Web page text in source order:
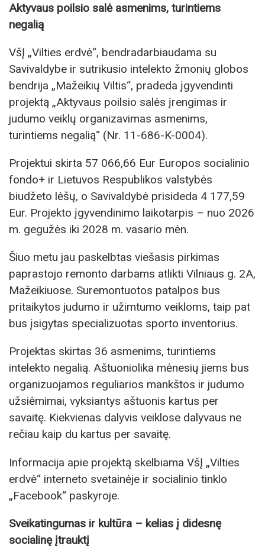
Aktyvaus poilsio salė asmenims, turintiems
negalią
VšĮ „Vilties erdvė“, bendradarbiaudama su
Savivaldybe ir sutrikusio intelekto žmonių globos
bendrija „Mažeikių Viltis“, pradeda įgyvendinti
projektą „Aktyvaus poilsio salės įrengimas ir
judumo veiklų organizavimas asmenims,
turintiems negalią“ (Nr. 11-686-K-0004).
Projektui skirta 57 066,66 Eur Europos socialinio
fondo+ ir Lietuvos Respublikos valstybės
biudžeto lėšų, o Savivaldybė prisideda 4 177,59
Eur. Projekto įgyvendinimo laikotarpis – nuo 2026
m. gegužės iki 2028 m. vasario mėn.
Šiuo metu jau paskelbtas viešasis pirkimas
paprastojo remonto darbams atlikti Vilniaus g. 2A,
Mažeikiuose. Suremontuotos patalpos bus
pritaikytos judumo ir užimtumo veikloms, taip pat
bus įsigytas specializuotas sporto inventorius.
Projektas skirtas 36 asmenims, turintiems
intelekto negalią. Aštuoniolika mėnesių jiems bus
organizuojamos reguliarios mankštos ir judumo
užsiėmimai, vyksiantys aštuonis kartus per
savaitę. Kiekvienas dalyvis veiklose dalyvaus ne
rečiau kaip du kartus per savaitę.
Informacija apie projektą skelbiama VšĮ „Vilties
erdvė“ interneto svetainėje ir socialinio tinklo
„Facebook“ paskyroje.
Sveikatingumas ir kultūra – kelias į didesnę
socialinę įtrauktį